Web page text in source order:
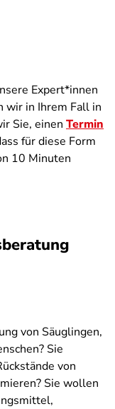
Expert*innen
wir in Ihrem Fall in
Sie, einen Termin
für diese Form
10 Minuten
von Säuglingen,
Sie
von
Sie wollen